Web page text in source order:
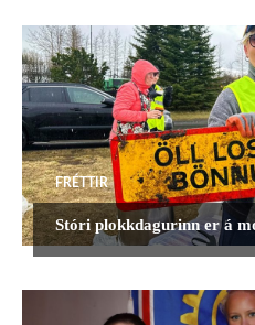
UMDAEMISRAD
FRÉTTIR
Stóri plokkdagurinn er á